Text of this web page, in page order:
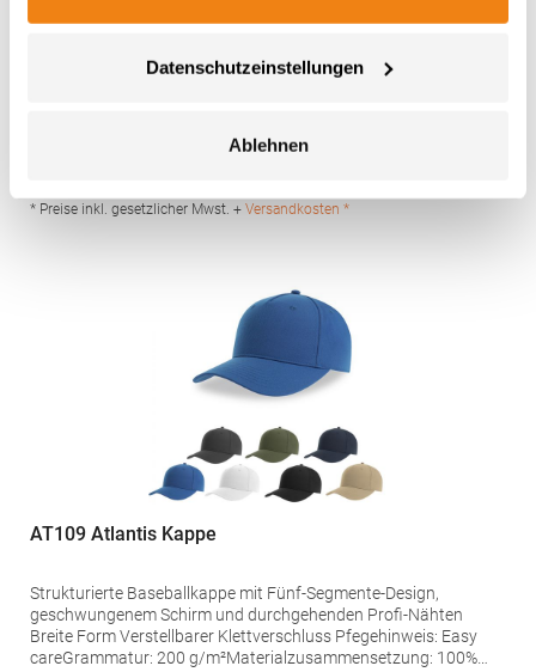
Datenschutzeinstellungen
Ablehnen
FX6606T FLEXFIT Kappe Farblich passende
Rückseite aus Kontrast Trucker Mesh Farblich passender
Neuheiten2015Materialzusammensetzung: 47% Baumwolle /
GmbH Dr.-Robert-Murjahn-Str. 7 64372 Ober-Ramstadt
* Preise inkl. gesetzlicher Mwst. + Versandkosten *
AT109 Atlantis Kappe
Strukturierte Baseballkappe mit Fünf-Segmente-Design,
geschwungenem Schirm und durchgehenden Profi-Nähten
Breite Form Verstellbarer Klettverschluss Pfegehinweis: Easy
careGrammatur: 200 g/m²Materialzusammensetzung: 100%